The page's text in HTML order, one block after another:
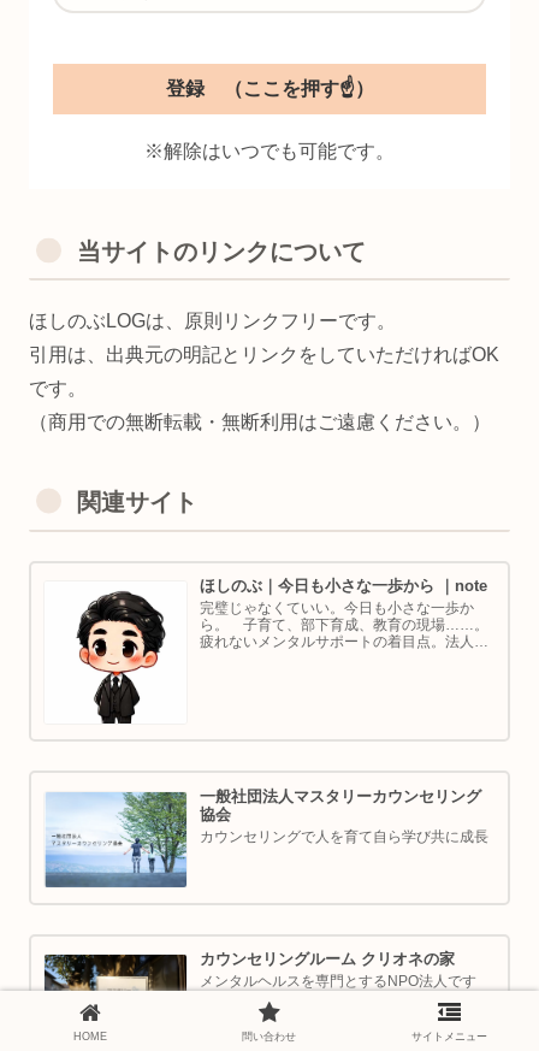
※解除はいつでも可能です。
当サイトのリンクについて
ほしのぶLOGは、原則リンクフリーです。
引用は、出典元の明記とリンクをしていただければOK
です。
（商用での無断転載・無断利用はご遠慮ください。）
関連サイト
ほしのぶ｜今日も小さな一歩から ｜note
完璧じゃなくていい。今日も小さな一歩か
ら。 子育て、部下育成、教育の現場……。
疲れないメンタルサポートの着目点。法人代
一般社団法人マスタリーカウンセリング
協会
カウンセリングで人を育て自ら学び共に成長
カウンセリングルーム クリオネの家
メンタルヘルスを専門とするNPO法人です
HOME 問い合わせ サイトメニュー